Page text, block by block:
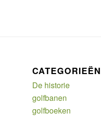
CATEGORIEËN
De historie
golfbanen
golfboeken